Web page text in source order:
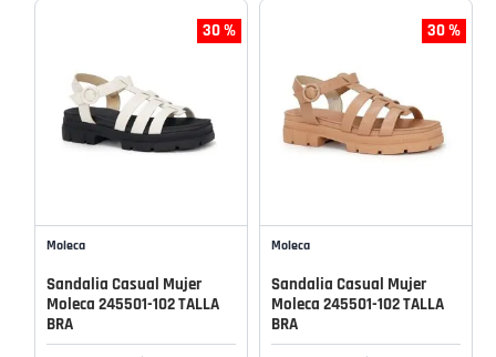
30 %
Moleca
Sandalia Casual Mujer
Moleca 245501-102 TALLA
BRA
30 %
Moleca
Sandalia Casual Mujer
Moleca 245501-102 TALLA
BRA